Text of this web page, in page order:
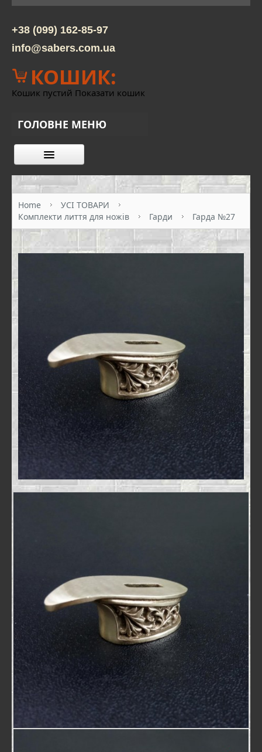
+38 (099) 162-85-97
info@sabers.com.ua
КОШИК:
Кошик пустий Показати кошик
ГОЛОВНЕ МЕНЮ
КАТАЛОГ ТОВАРІВ
КОНТАКТИ
Home
УСІ ТОВАРИ
Комплекти лиття для ножів
Гарди Гарда №27